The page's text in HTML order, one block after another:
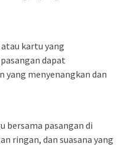
kartu yang
dapat
yang menyenangkan dan
bersama pasangan di
ringan, dan suasana yang